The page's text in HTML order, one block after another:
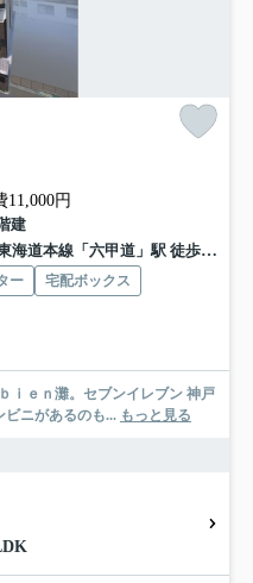
11,000円
建
海道本線「六甲道」駅 徒歩7分
ー
宅配ボックス
ｉｅｎ灘。セブンイレブン 神戸
ビニがあるのも... もっと見る